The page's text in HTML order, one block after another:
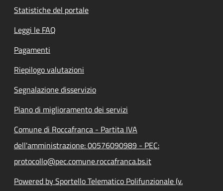
Statistiche del portale
Leggi le FAQ
Pagamenti
Riepilogo valutazioni
Segnalazione disservizio
Piano di miglioramento dei servizi
Comune di Roccafranca - Partita IVA
dell'amministrazione: 00576090989 - PEC:
protocollo@pec.comune.roccafranca.bs.it
Powered by Sportello Telematico Polifunzionale (v.